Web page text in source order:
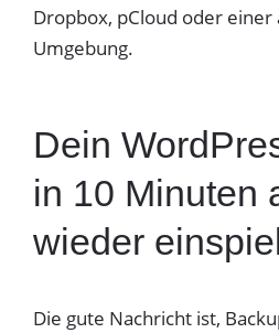
Dropbox, pCloud oder einer
Umgebung.
Dein
in 10 Minuten
wieder
Die gute Nachricht ist,